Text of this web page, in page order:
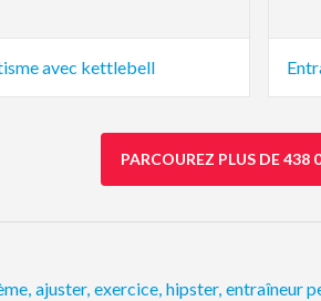
avec kettlebell
PARCOUREZ PLUS DE 438
, ajuster, exercice, hipster, entraîneur